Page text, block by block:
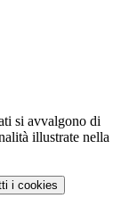
si avvalgono di
illustrate nella
i cookies